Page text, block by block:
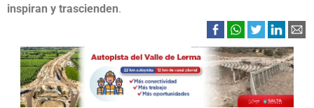
inspiran y trascienden.